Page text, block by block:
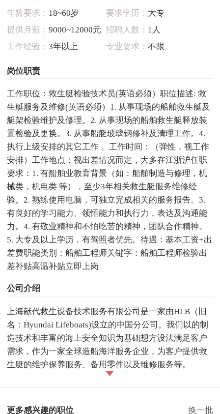
年龄要求： 18~60岁 要求学历： 大专
提供月薪： 9000~12000元 招聘人数： 1人
工作经验： 3年以上 专业要求： 不限
岗位职责
工作职位：救生艇检验技术员(英语必须）职位描述: 救
生艇服务及维修(英语必须）1. 从事现场的船舶救生艇及
艇架检验维护及修理。2. 从事现场的船舶救生艇释放装
置检验及更换。3. 从事船艇玻璃钢修补及清理工作。4.
执行上级安排的其它工作 。工作时间：（弹性，视工作
安排）工作地点：视出差情况而定，大多在江浙沪任职
要求：1. 有船舶业教育背景（如：船舶制造与修理，机
械类，机电类 等），至少3年相关救生艇服务维修经
验。2. 熟练使用电脑，可独立完成相关的服务报告。3.
有良好的学习能力、领悟能力和执行力，表达及沟通能
力。4. 有敬业精神和不怕吃苦的精神，团队合作精神。
5. 大专及以上学历，有驾照者优先。待遇：基本工资+出
差费职能类别：船舶工程师关键字：船舶工程师检验出
差补贴高温补贴立即上岗
公司介绍
上海献代救生设备技术服务有限公司是一家由HLB（旧
名：Hyundai Lifeboats)设立的中国分公司。我们以的制
造技术和丰富的海上安全知识为基础想方设法满足客户
需求，作为一家全球造船海洋服务企业，为客户提供救
生艇的维护保养服务、备用零件以及维修服务等。
更多感兴趣的职位 换一批